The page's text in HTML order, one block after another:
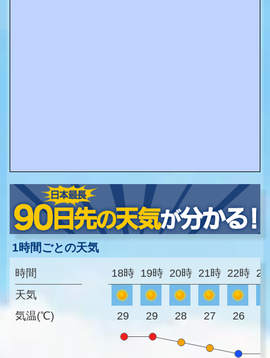
1時間ごとの天気
時間
天気
気温(℃)
18時 19時 20時 21時 22時
29 29 28 27 26